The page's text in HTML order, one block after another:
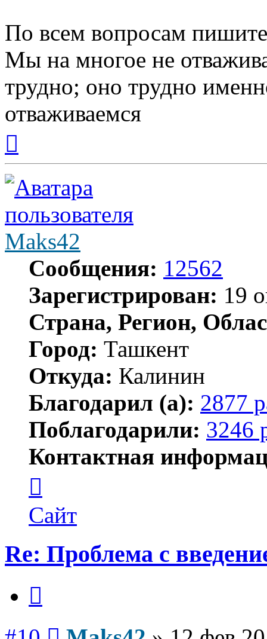
По всем вопросам
Мы на многое не
трудно; оно трудно
отваживаемся
началу
Maks42
Сообщения: 12562
Зарегистрирован: 19
Страна, Регион,
Город: Ташкент
Откуда: Калинин
Благодарил (а): 2877
Поблагодарили: 3246
Контактная
пользователя
Maks42
Сайт
Re: Проблема с